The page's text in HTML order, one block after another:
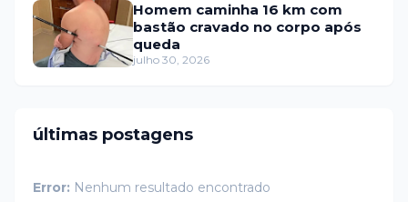
Homem caminha 16 km com
bastão cravado no corpo após
queda
julho 30, 2026
últimas postagens
Error: Nenhum resultado encontrado